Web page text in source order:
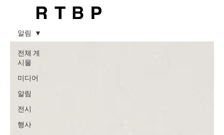
전체 게
시물
미디어
알림
전시
행사
알림